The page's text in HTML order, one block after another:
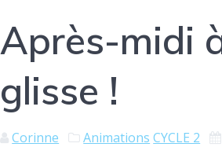
Après-midi
glisse !
Corinne Animations CYCLE 2